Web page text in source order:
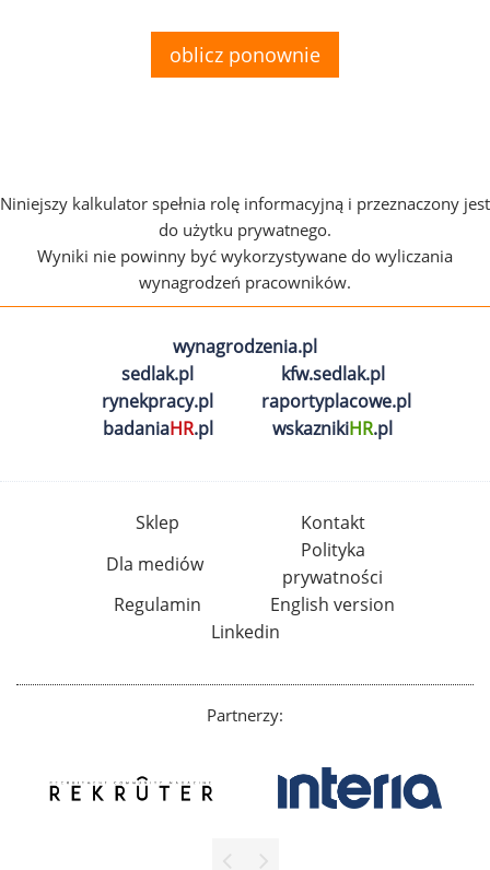
oblicz ponownie
Niniejszy kalkulator spełnia rolę informacyjną i przeznaczony jest
do użytku prywatnego.
Wyniki nie powinny być wykorzystywane do wyliczania
wynagrodzeń pracowników.
wynagrodzenia.pl
sedlak.pl
kfw.sedlak.pl
rynekpracy.pl
raportyplacowe.pl
badaniaHR.pl wskaznikiHR.pl
Sklep
Kontakt
Dla mediów
Polityka
prywatności
Regulamin
English version
Linkedin
Partnerzy: